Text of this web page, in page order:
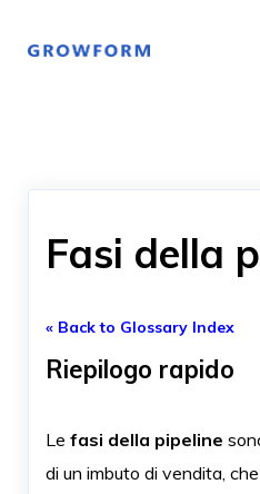
Fasi della
« Back to Glossary Index
Riepilogo rapido
Le fasi della pipeline
di un imbuto di vendita,